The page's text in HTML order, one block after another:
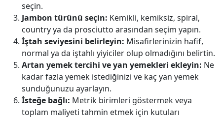
seçin.
Jambon türünü seçin: Kemikli, kemiksiz, spiral,
country ya da prosciutto arasından seçim yapın.
İştah seviyesini belirleyin: Misafirlerinizin hafif,
normal ya da iştahlı yiyiciler olup olmadığını belirtin.
Artan yemek tercihi ve yan yemekleri ekleyin: Ne
kadar fazla yemek istediğinizi ve kaç yan yemek
sunduğunuzu ayarlayın.
İsteğe bağlı: Metrik birimleri göstermek veya
toplam maliyeti tahmin etmek için kutuları